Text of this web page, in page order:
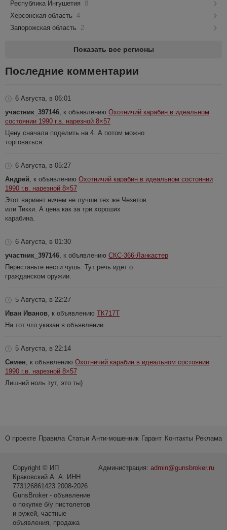
Республика Ингушетия
8
Херсонская область 4
Запорожская область
2
Показать все регионы
Последние комментарии
6 Августа, в 06:01
участник_397146 , к объявлению Охотничий карабин в идеальном
состоянии 1990 г.в. нарезной 8×57
Цену сначала поделить на 4. А потом можно
торговаться.
6 Августа, в 05:27
Андрей , к объявлению Охотничий карабин в идеальном состоянии
1990 г.в. нарезной 8×57
Этот вариант ничем не лучше тех же Чезетов
или Тикки. А цена как за три хороших
карабина.
6 Августа, в 01:30
участник_397146 , к объявлению СКС-366-Ланкастер
Перестаньте нести чушь. Тут речь идет о
гражданском оружии.
5 Августа, в 22:27
Иван Иванов , к объявлению ТК717Т
На тот что указан в объявлении
5 Августа, в 22:14
Семен , к объявлению Охотничий карабин в идеальном состоянии
1990 г.в. нарезной 8×57
Лишний ноль тут, это ты)
О проекте Правила Статьи Анти-мошенник Гарант Контакты Реклама
Администрация: admin@gunsbroker.ru
Copyright © ИП
Краковский А. А. ИНН
773126861423 2008-2026
GunsBroker - объявление
о покупке б/у пистолетов
и ружей, частные
объявления, продажа